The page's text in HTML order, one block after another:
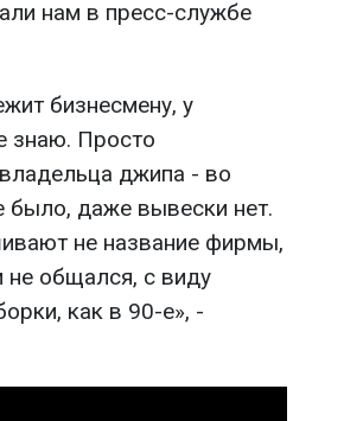
нам в пресс-службе
бизнесмену, у
знаю. Просто
джипа - во
было, даже вывески нет.
не название фирмы,
общался, с виду
как в 90-е», -